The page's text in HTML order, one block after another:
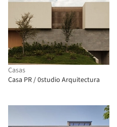
Casas
Casa PR / 0studio Arquitectura